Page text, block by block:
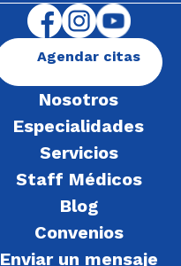
Nosotros
Especialidades
Servicios
Staff Médicos
Blog
Convenios
Enviar un mensaje
Agendar citas